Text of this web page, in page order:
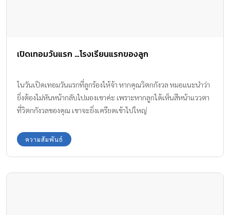
เปิดเทอมวันแรก …โรงเรียนแรกของลูก
ในวันเปิดเทอมวันแรกที่ลูกร้องไห้จ้า หากคุณวิตกกังวล หมอแนะนำว่า
ยิ่งต้องไม่หันหน้ากลับไปมองเขาค่ะ เพราะหากลูกได้เห็นสีหน้าแววตา
ที่วิตกกังวลของคุณ เขาจะยิ่งเครียดเข้าไปใหญ่
ความสัมพันธ์